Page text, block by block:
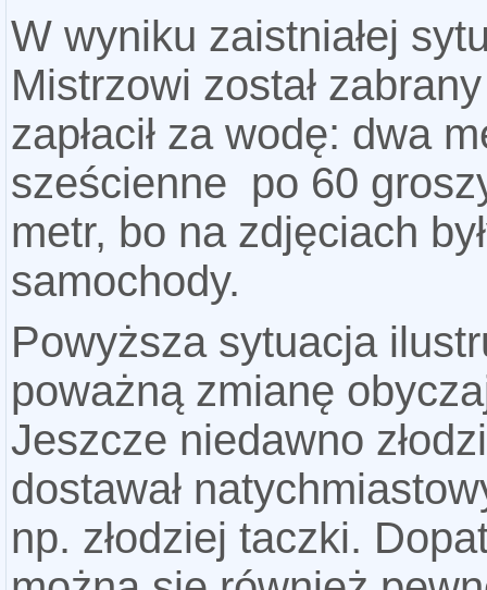
W wyniku zaistniałej
Mistrzowi został
zapłacił za wodę: dwa
sześcienne po 60
metr, bo na zdjęciach
samochody.
Powyższa sytuacja
poważną zmianę
Jeszcze niedawno
dostawał
np. złodziej taczki.